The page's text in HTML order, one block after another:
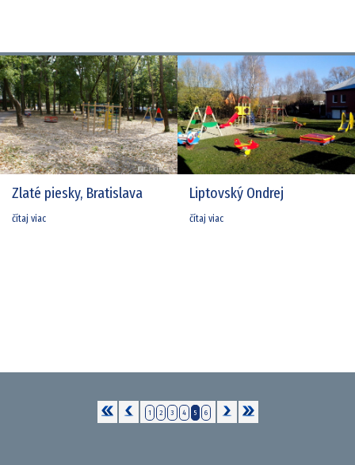
Zlaté piesky, Bratislava
čítaj viac
Liptovský Ondrej
čítaj viac
1 2 3 4 5 6